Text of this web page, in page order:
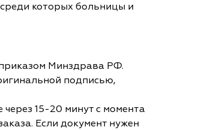
которых больницы и
Минздрава РФ.
подписью,
15-20 минут с момента
Если документ нужен